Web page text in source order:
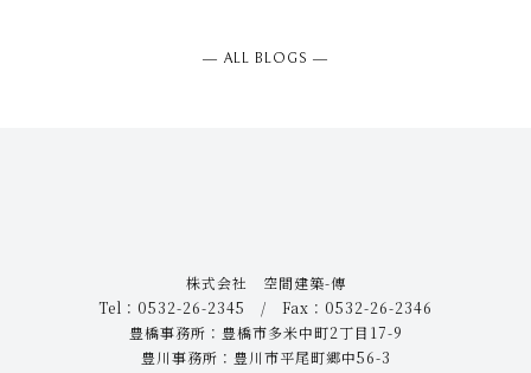
― ALL BLOGS ―
株式会社 空間建築-傳
Tel：0532-26-2345 / Fax：0532-26-2346
豊橋事務所：豊橋市多米中町2丁目17-9
豊川事務所：豊川市平尾町郷中56-3